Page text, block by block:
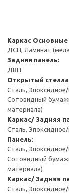
Каркас Основные
ДСП, Ламинат
Задняя панель:
ДВП
Открытый
Сталь,
Сотовидный
материала)
Каркас/ Задняя
Сталь,
Панель:
Сталь,
Сотовидный
материала)
Каркас/ Задняя
Сталь,